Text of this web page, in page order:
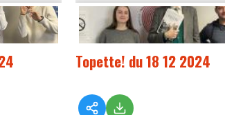
Topette! du 18 12 2024